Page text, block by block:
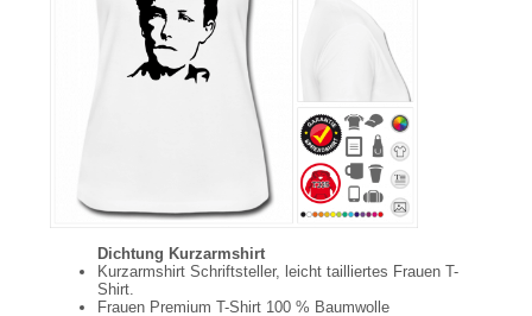
Dichtung Kurzarmshirt
Kurzarmshirt Schriftsteller, leicht tailliertes Frauen T-
Shirt.
Frauen Premium T-Shirt 100 % Baumwolle